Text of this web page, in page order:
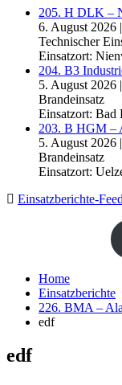
205. H DLK –
6. August 2026 |
Technischer
Einsatzort:
204. B3
5. August 2026 |
Brandeinsatz
Einsatzort: Bad
203. B HGM –
5. August 2026 |
Brandeinsatz
Einsatzort:
Einsatzberichte-Feed
Home
Einsatzberichte
226. BMA –
edf
edf